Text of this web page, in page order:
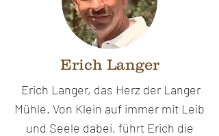
Erich Langer
Erich Langer, das Herz der Langer
Mühle. Von Klein auf immer mit Leib
und Seele dabei, führt Erich die